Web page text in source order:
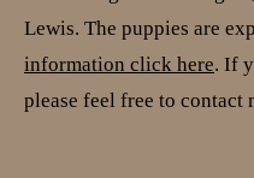
Lewis. The puppies are
information click here. If
please feel free to contact